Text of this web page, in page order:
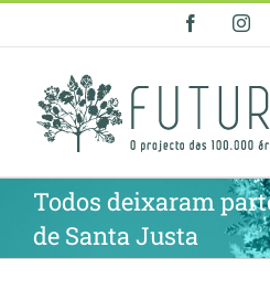
Facebook
Todos deixaram
de Santa Justa